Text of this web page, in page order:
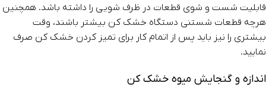
قابلیت شست‌ و شوی قطعات در ظرف‌ شویی را داشته باشد. همچنین
هرچه قطعات شستنی دستگاه خشک‌ کن بیشتر باشند، وقت
بیشتری را نیز باید پس از اتمام کار برای تمیز کردن خشک کن صرف
نمایید.
اندازه و گنجایش میوه خشک کن